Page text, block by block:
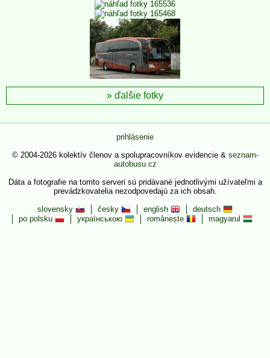
ďalšie fotky
prihlásenie
© 2004-2026 kolektív členov a spolupracovníkov evidencie & seznam-
autobusu.cz
Dáta a fotografie na tomto serveri sú pridávané jednotlivými užívateľmi a
prevádzkovatelia nezodpovedajú za ich obsah.
slovensky
česky english
deutsch
po polsku
українською românește magyarul